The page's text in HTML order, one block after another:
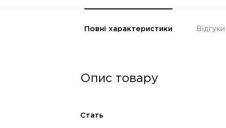
Повні характеристики Відгуки
Опис товару
Стать